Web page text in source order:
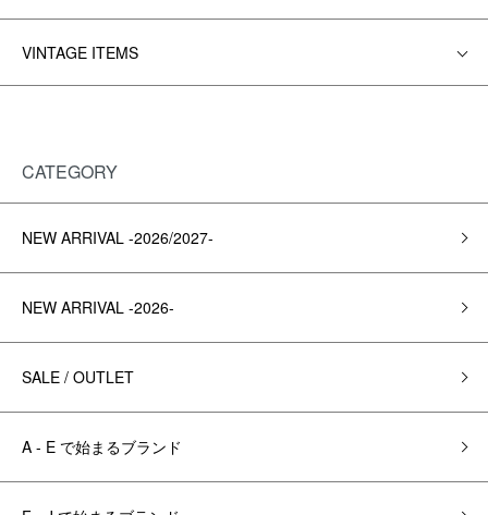
VINTAGE ITEMS
CATEGORY
NEW ARRIVAL -2026/2027-
NEW ARRIVAL -2026-
SALE / OUTLET
A - E で始まるブランド